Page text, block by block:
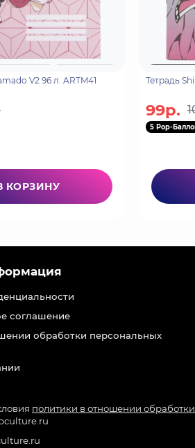
V2 96 л. ARTM41
КОРЗИНУ
Тетрадь
99р.
5 Pop-
соглашение
обработки персональных
политики в отношении